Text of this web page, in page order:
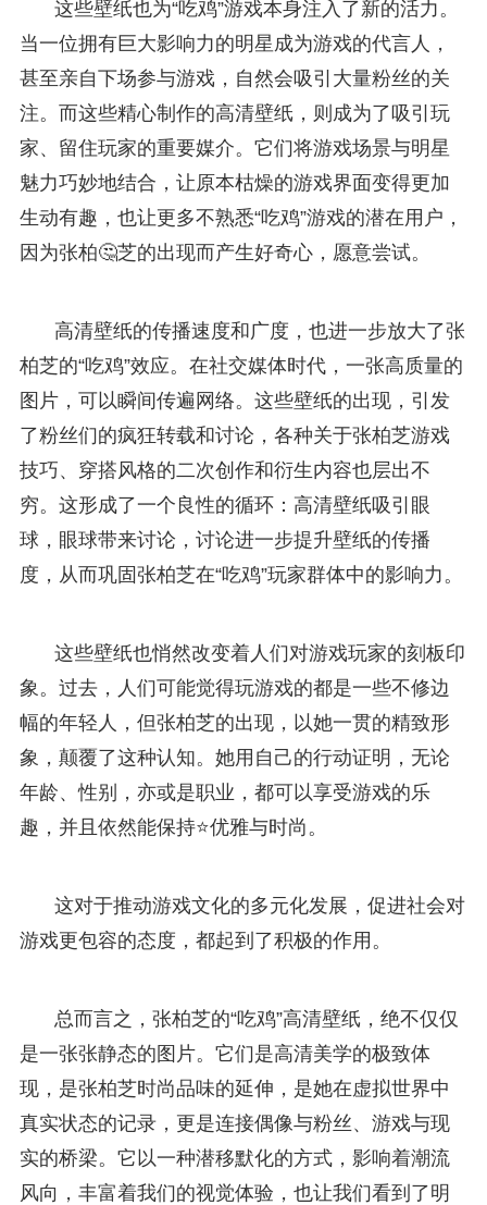
这些壁纸也为“吃鸡”游戏本身注入了新的活力。
当一位拥有巨大影响力的明星成为游戏的代言人，
甚至亲自下场参与游戏，自然会吸引大量粉丝的关
注。而这些精心制作的高清壁纸，则成为了吸引玩
家、留住玩家的重要媒介。它们将游戏场景与明星
魅力巧妙地结合，让原本枯燥的游戏界面变得更加
生动有趣，也让更多不熟悉“吃鸡”游戏的潜在用户，
因为张柏🤔芝的出现而产生好奇心，愿意尝试。
高清壁纸的传播速度和广度，也进一步放大了张
柏芝的“吃鸡”效应。在社交媒体时代，一张高质量的
图片，可以瞬间传遍网络。这些壁纸的出现，引发
了粉丝们的疯狂转载和讨论，各种关于张柏芝游戏
技巧、穿搭风格的二次创作和衍生内容也层出不
穷。这形成了一个良性的循环：高清壁纸吸引眼
球，眼球带来讨论，讨论进一步提升壁纸的传播
度，从而巩固张柏芝在“吃鸡”玩家群体中的影响力。
这些壁纸也悄然改变着人们对游戏玩家的刻板印
象。过去，人们可能觉得玩游戏的都是一些不修边
幅的年轻人，但张柏芝的出现，以她一贯的精致形
象，颠覆了这种认知。她用自己的行动证明，无论
年龄、性别，亦或是职业，都可以享受游戏的乐
趣，并且依然能保持⭐优雅与时尚。
这对于推动游戏文化的多元化发展，促进社会对
游戏更包容的态度，都起到了积极的作用。
总而言之，张柏芝的“吃鸡”高清壁纸，绝不仅仅
是一张张静态的图片。它们是高清美学的极致体
现，是张柏芝时尚品味的延伸，是她在虚拟世界中
真实状态的记录，更是连接偶像与粉丝、游戏与现
实的桥梁。它以一种潜移默化的方式，影响着潮流
风向，丰富着我们的视觉体验，也让我们看到了明